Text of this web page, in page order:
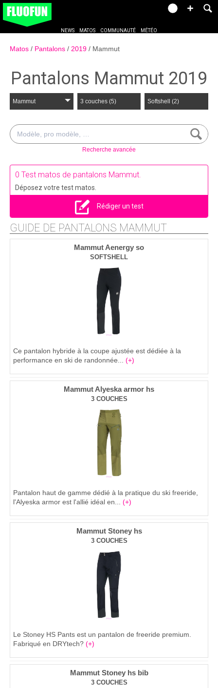
NEWS MATOS COMMUNAUTÉ MÉTÉO
Matos Pantalons 2019 Mammut
Pantalons Mammut 2019
Mammut 3 couches (5) Softshell (2)
Recherche avancée
0 Test matos de pantalons Mammut.
Déposez votre test matos.
Rédiger un test
GUIDE DE PANTALONS MAMMUT
Mammut Aenergy so
SOFTSHELL
Ce pantalon hybride à la coupe ajustée est dédiée à la
performance en ski de randonnée... (+)
Mammut Alyeska armor hs
3 COUCHES
Pantalon haut de gamme dédié à la pratique du ski freeride,
l'Alyeska armor est l'allié idéal en... (+)
Mammut Stoney hs
3 COUCHES
Le Stoney HS Pants est un pantalon de freeride premium.
Fabriqué en DRYtech? (+)
Mammut Stoney hs bib
3 COUCHES